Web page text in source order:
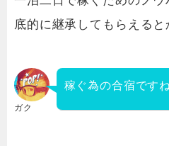
底的に継承してもらえると
ガク
稼ぐ為の合宿ですね